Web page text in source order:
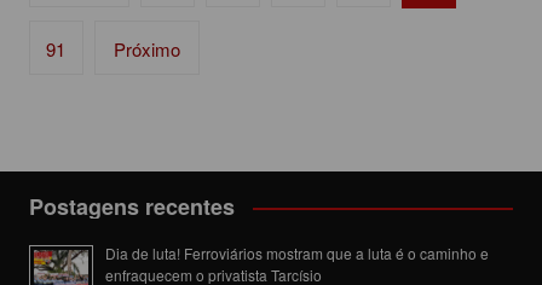
posts
91 Próximo
Postagens recentes
Dia de luta! Ferroviários mostram que a luta é o caminho e
enfraquecem o privatista Tarcísio